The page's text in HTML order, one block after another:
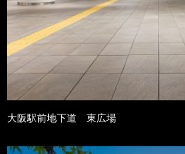
大阪駅前地下道 東広場